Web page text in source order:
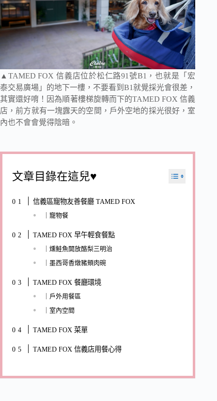
▲TAMED FOX 信義店位於松仁路91號B1，也就是「宏
泰交易廣場」的地下一樓，不要看到B1就覺採光會很差，
其實還好唷！因為順著樓梯旋轉而下的TAMED FOX 信義
店，前方就有一塊露天的空間，戶外空地的採光很好，室
內也不會會覺得陰暗。
文章目錄在這兒♥
信義區寵物友善餐廳 TAMED FOX
｜寵物餐
TAMED FOX 早午輕食餐點
｜燻鮭魚開放酪梨三明治
｜墨西哥香燉豬頰肉碗
TAMED FOX 餐廳環境
｜戶外用餐區
｜室內空間
TAMED FOX 菜單
TAMED FOX 信義店用餐心得